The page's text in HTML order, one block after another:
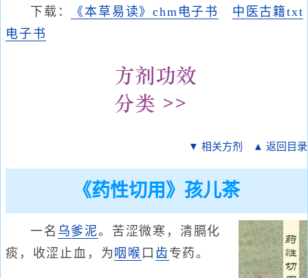
下载： 《本草易读》chm电子书
中医古籍txt
电子书
▼ 相关方剂 ▲ 返回目录
《药性切用》孩儿茶
一名 乌爹泥。苦涩微寒，清膈化
痰，收涩止血，为咽喉 口 齿专药。